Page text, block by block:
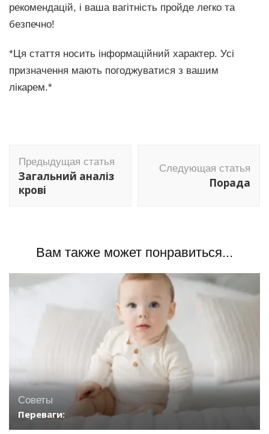
рекомендацій, і ваша вагітність пройде легко та
безпечно!
*Ця стаття носить інформаційний характер. Усі
призначення мають погоджуватися з вашим
лікарем.*
по
записям
Предыдущая статья
Загальний аналіз
крові
Следующая статья
Порада
Вам также может понравиться...
Советы
Переваги: